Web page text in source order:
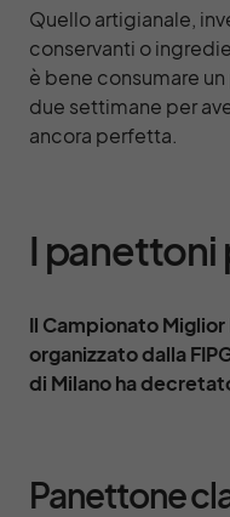
Quello artigianale,
conservanti o
è bene consumare
due settimane per
ancora perfetta.
I panettoni
Il Campionato
organizzato dalla
di Milano ha
Panettone